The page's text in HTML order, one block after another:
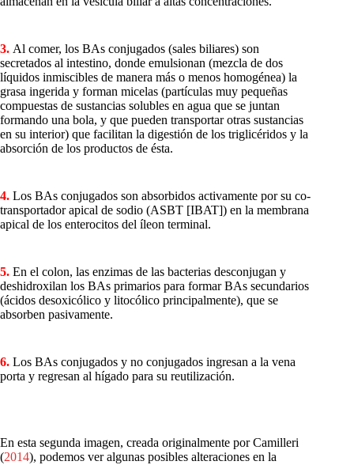
3. Al comer, los BAs conjugados (sales biliares) son
secretados al intestino, donde emulsionan (mezcla de dos
líquidos inmiscibles de manera más o menos homogénea) la
grasa ingerida y forman micelas (partículas muy pequeñas
compuestas de sustancias solubles en agua que se juntan
formando una bola, y que pueden transportar otras sustancias
en su interior) que facilitan la digestión de los triglicéridos y la
absorción de los productos de ésta.
4. Los BAs conjugados son absorbidos activamente por su co-
transportador apical de sodio (ASBT [IBAT]) en la membrana
apical de los enterocitos del íleon terminal.
5. En el colon, las enzimas de las bacterias desconjugan y
deshidroxilan los BAs primarios para formar BAs secundarios
(ácidos desoxicólico y litocólico principalmente), que se
absorben pasivamente.
6. Los BAs conjugados y no conjugados ingresan a la vena
porta y regresan al hígado para su reutilización.
En esta segunda imagen, creada originalmente por Camilleri
(2014), podemos ver algunas posibles alteraciones en la